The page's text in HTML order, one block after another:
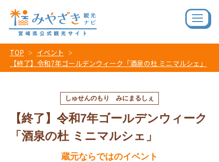
TOP
イベント
【終了】令和7年ゴールデンウィーク「酒泉の杜 ミニマルシェ」
しゅせんのもり みにまるしぇ
【終了】令和7年ゴールデンウィーク
「酒泉の杜 ミニマルシェ」
蔵元ならではのイベント